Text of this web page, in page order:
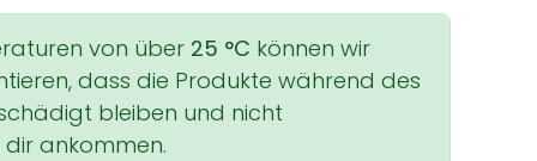
von über 25 °C können wir
dass die Produkte während des
bleiben und nicht
ankommen.